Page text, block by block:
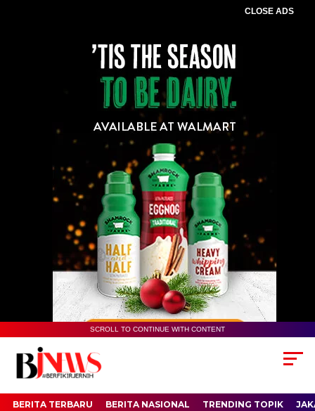
CLOSE ADS
SCROLL TO CONTINUE WITH CONTENT
BERITA TERBARU BERITA NASIONAL TRENDING TOPIK